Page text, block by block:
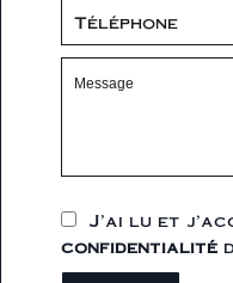
J’ai lu et
confidentialité